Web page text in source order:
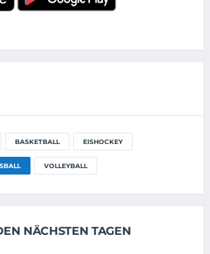
BASKETBALL EISHOCKEY
VOLLEYBALL
NÄCHSTEN TAGEN